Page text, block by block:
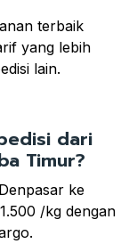
terbaik
yang lebih
lain.
dari
Timur?
ke
/kg dengan